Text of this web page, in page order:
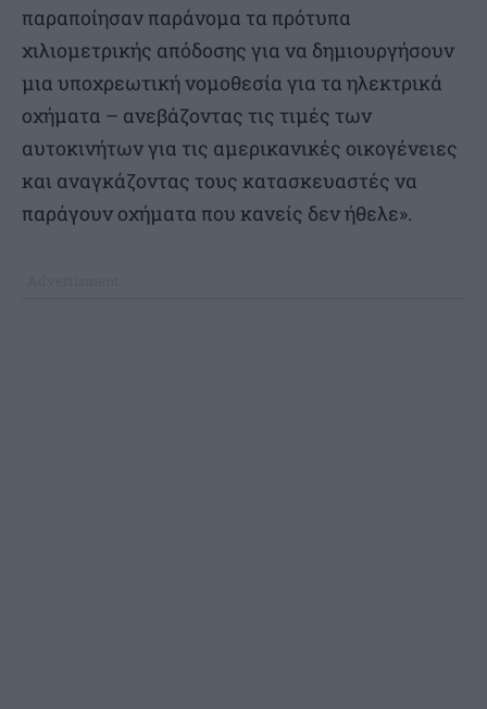
παραποίησαν παράνομα τα πρότυπα
χιλιομετρικής απόδοσης για να δημιουργήσουν
μια υποχρεωτική νομοθεσία για τα ηλεκτρικά
οχήματα – ανεβάζοντας τις τιμές των
αυτοκινήτων για τις αμερικανικές οικογένειες
και αναγκάζοντας τους κατασκευαστές να
παράγουν οχήματα που κανείς δεν ήθελε».